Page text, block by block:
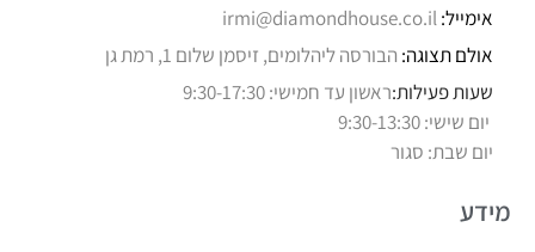
אימייל:irmi@diamondhouse.co.il
אולם תצוגה: הבורסה ליהלומים, זיסמן שלום 1, רמת גן
שעות פעילות:ראשון עד חמישי: 9:30-17:30
יום שישי: 9:30-13:30
יום שבת: סגור
מידע